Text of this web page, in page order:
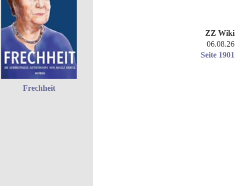
Frechheit
ZZ Wiki
06.08.26
Seite 1901